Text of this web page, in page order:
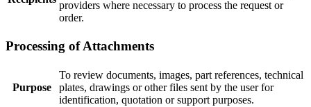
providers where necessary to process the request or
order.
Processing of Attachments
Purpose
To review documents, images, part references, technical
plates, drawings or other files sent by the user for
identification, quotation or support purposes.